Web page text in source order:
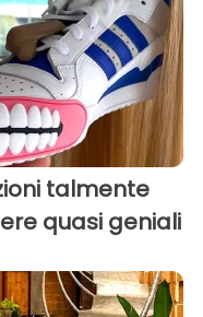
talmente
quasi geniali